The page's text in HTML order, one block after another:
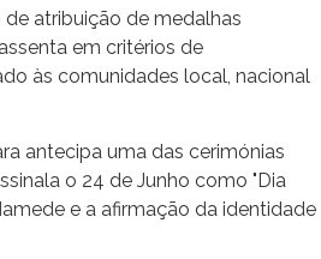
atribuição de medalhas
em critérios de
às comunidades local, nacional
antecipa uma das cerimónias
o 24 de Junho como "Dia
e a afirmação da identidade